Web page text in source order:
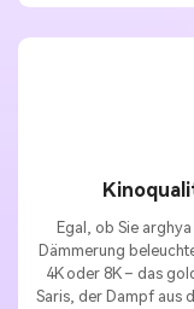
Egal, ob Sie
Dämmerung
4K oder 8K – das
Saris, der Dampf aus